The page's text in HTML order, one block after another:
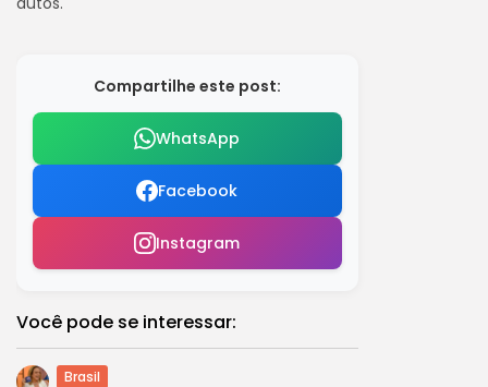
Compartilhe este post:
WhatsApp
Facebook
Instagram
Você pode se interessar:
Brasil